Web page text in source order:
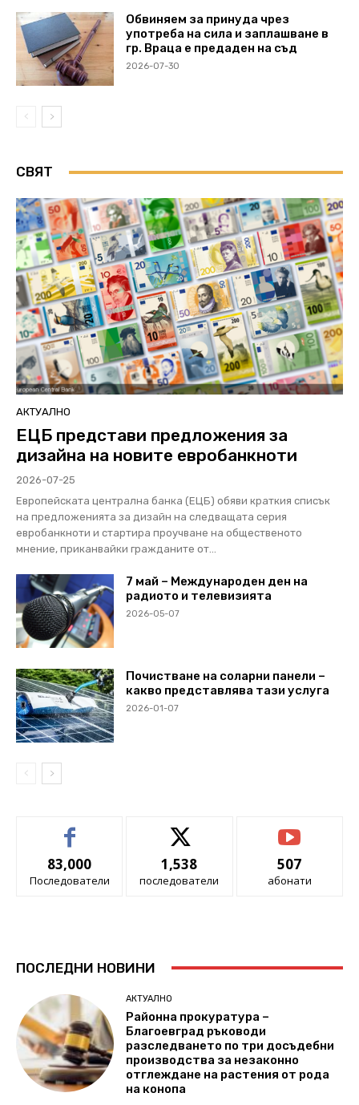
Обвиняем за принуда чрез
употреба на сила и заплашване в
гр. Враца е предаден на съд
2026-07-30
СВЯТ
АКТУАЛНО
ЕЦБ представи предложения за
дизайна на новите евробанкноти
2026-07-25
Европейската централна банка (ЕЦБ) обяви краткия списък
на предложенията за дизайн на следващата серия
евробанкноти и стартира проучване на общественото
мнение, приканвайки гражданите от...
7 май – Международен ден на
радиото и телевизията
2026-05-07
Почистване на соларни панели –
какво представлява тази услуга
2026-01-07
83,000
Последователи
1,538
последователи
507
абонати
ПОСЛЕДНИ НОВИНИ
АКТУАЛНО
Районна прокуратура –
Благоевград ръководи
разследването по три досъдебни
производства за незаконно
отглеждане на растения от рода
на конопа